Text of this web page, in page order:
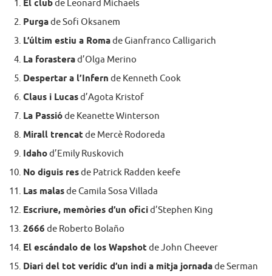
El clubde Leonard Michaels
Purgade Sofi Oksanem
L’últim estiu a Romade Gianfranco Calligarich
La forasterad’Olga Merino
Despertar a l’Infern de Kenneth Cook
Claus i Lucasd’Agota Kristof
La Passióde Keanette Winterson
Mirall trencat de Mercè Rodoreda
Idahod’Emily Ruskovich
No diguis resde Patrick Radden keefe
Las malasde Camila Sosa Villada
Escriure, memòries d’un oficid’Stephen King
2666 de Roberto Bolaño
El escándalo de los Wapshot de John Cheever
Diari del tot verídic d’un indi a mitja jornadade Serman